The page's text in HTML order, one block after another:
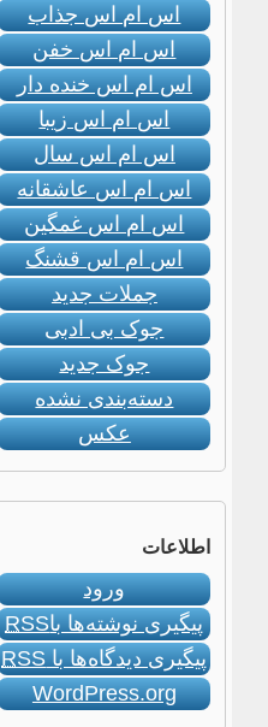
اس ام اس جذاب
اس ام اس خفن
اس ام اس خنده دار
اس ام اس زیبا
اس ام اس سال
اس ام اس عاشقانه
اس ام اس غمگین
اس ام اس قشنگ
جملات جدید
جوک بی ادبی
جوک جدید
دسته‌بندی نشده
عکس
اطلاعات
ورود
پیگیری نوشته‌ها باRSS
پیگیری دیدگاه‌ها باRSS
WordPress.org